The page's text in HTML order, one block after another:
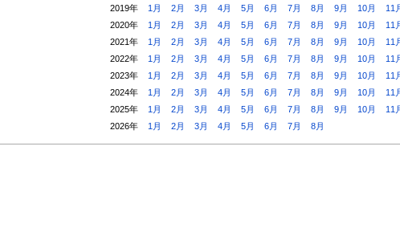
2019年
1月 2月 3月 4月 5月 6月 7月 8月 9月 10月 11
2020年
1月 2月 3月 4月 5月 6月 7月 8月 9月 10月 11
2021年
1月 2月 3月 4月 5月 6月 7月 8月 9月 10月 11
2022年
1月 2月 3月 4月 5月 6月 7月 8月 9月 10月 11
2023年
1月 2月 3月 4月 5月 6月 7月 8月 9月 10月 11
2024年
1月 2月 3月 4月 5月 6月 7月 8月 9月 10月 11
2025年
1月 2月 3月 4月 5月 6月 7月 8月 9月 10月 11
2026年
1月 2月 3月 4月 5月 6月 7月 8月